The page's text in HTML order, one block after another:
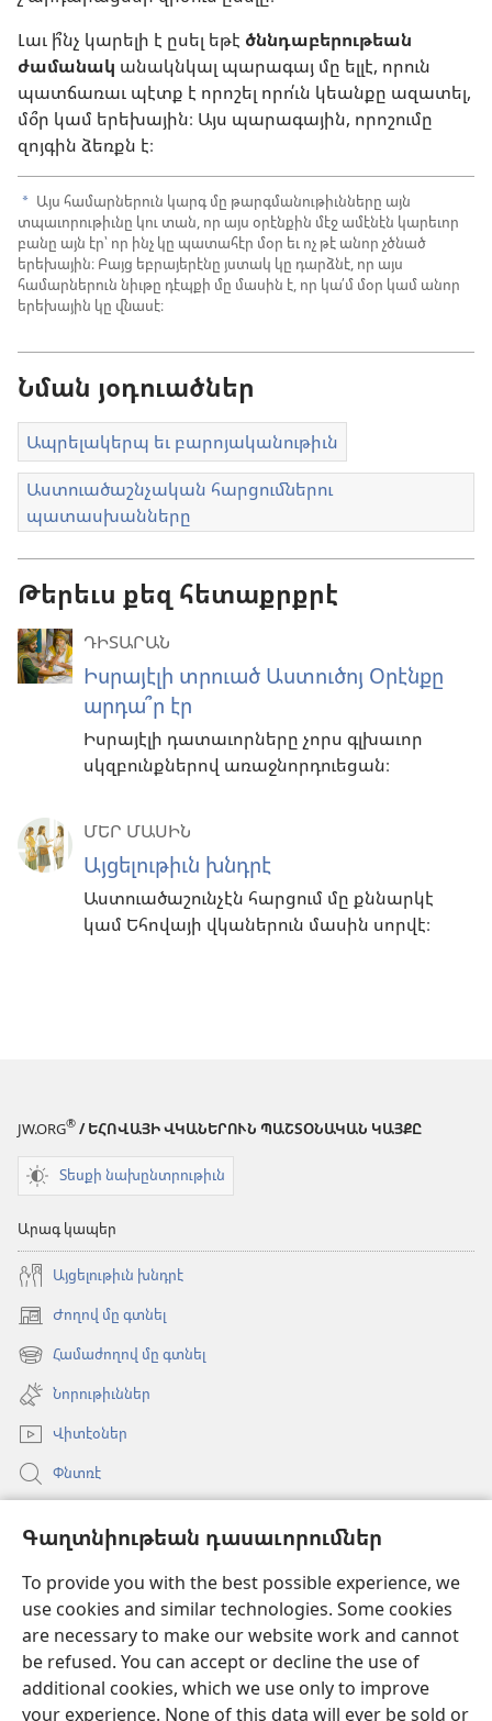
Գաղտնիութեան դասաւորումներ
To provide you with the best possible experience, we
use cookies and similar technologies. Some cookies
are necessary to make our website work and cannot
be refused. You can accept or decline the use of
additional cookies, which we use only to improve
your experience. None of this data will ever be sold or
Լաւ ի՞նչ կարելի է ըսել եթէ ծննդաբերութեան
ժամանակ անակնկալ պարագայ մը ելլէ, որուն
պատճառաւ պէտք է որոշել որո՛ւն կեանքը ազատել,
մօ՞ր կամ երեխային։ Այս պարագային, որոշումը
զոյգին ձեռքն է։
a Այս համարներուն կարգ մը թարգմանութիւնները այն
տպաւորութիւնը կու տան, որ այս օրէնքին մէջ ամէնէն կարեւոր
բանը այն էր՝ որ ինչ կը պատահէր մօր եւ ոչ թէ անոր չծնած
երեխային։ Բայց եբրայերէնը յստակ կը դարձնէ, որ այս
համարներուն նիւթը դէպքի մը մասին է, որ կա՛մ մօր կամ անոր
երեխային կը վնասէ։
Նման յօդուածներ
Ապրելակերպ եւ բարոյականութիւն
Աստուածաշնչական հարցումներու
պատասխանները
Թերեւս քեզ հետաքրքրէ
ԴԻՏԱՐԱՆ
Իսրայէլի տրուած Աստուծոյ Օրէնքը
արդա՞ր էր
Իսրայէլի դատաւորները չորս գլխաւոր
սկզբունքներով առաջնորդուեցան։
ՄԵՐ ՄԱՍԻՆ
Այցելութիւն խնդրէ
Աստուածաշունչէն հարցում մը քննարկէ
կամ Եհովայի վկաներուն մասին սորվէ։
JW.ORG® / ԵՀՈՎԱՅԻ ՎԿԱՆԵՐՈՒՆ ՊԱՇՏՕՆԱԿԱՆ ԿԱՅՔԸ
Տեսքի նախընտրութիւն
Արագ կապեր
Այցելութիւն խնդրէ
Ժողով մը գտնել
(opens
new
window)
Համաժողով մը գտնել
(opens
new
window)
Նորութիւններ
Վիտէօներ
Փնտռէ
(opens
window)Դիտարանի ԱՌՑԱՆՑ ԳՐԱԴԱՐԱՆ
(opens
new
window)JW Hub ®
(opens
new